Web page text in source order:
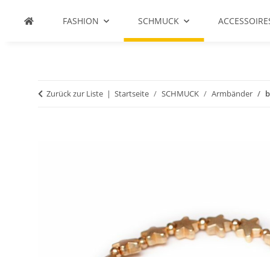
FASHION SCHMUCK
Zurück zur Liste Startseite SCHMUCK Armbänder